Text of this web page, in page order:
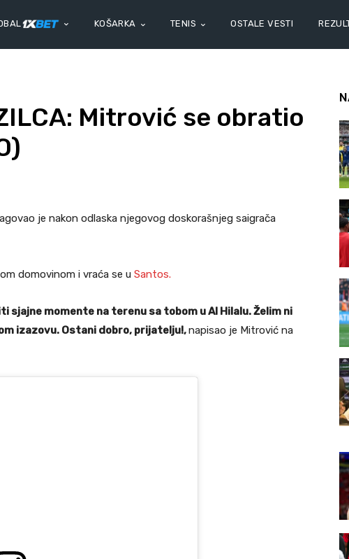
KOŠARKA TENIS OSTALE VESTI
Mitrović se obratio
je nakon odlaska njegovog doskorašnjeg saigrača
domovinom i vraća se u Santos.
sjajne momente na terenu sa tobom u Al Hilalu. Želim ni
izazovu. Ostani dobro, prijatelju!,napisao je Mitrović na